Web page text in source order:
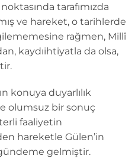
tarafımızda
ve hareket, o tarihlerde
rağmen, Millî
kaydıihtiyatla da olsa,
konuya duyarlılık
olumsuz bir sonuç
faaliyetin
hareketle Gülen’in
gelmiştir.